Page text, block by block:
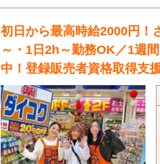
初日から最高時給2000円！
～・1日2h～勤務OK／1週
中！登録販売者資格取得支